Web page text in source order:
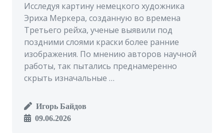
Исследуя картину немецкого художника
Эриха Меркера, созданную во времена
Третьего рейха, ученые выявили под
поздними слоями краски более ранние
изображения. По мнению авторов научной
работы, так пытались преднамеренно
скрыть изначальные …
Игорь Байдов
09.06.2026